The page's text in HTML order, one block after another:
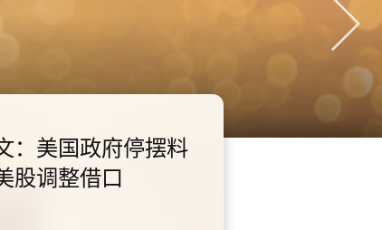
10.2.3 2028年底前当局提
供额外3000支高速充电桩